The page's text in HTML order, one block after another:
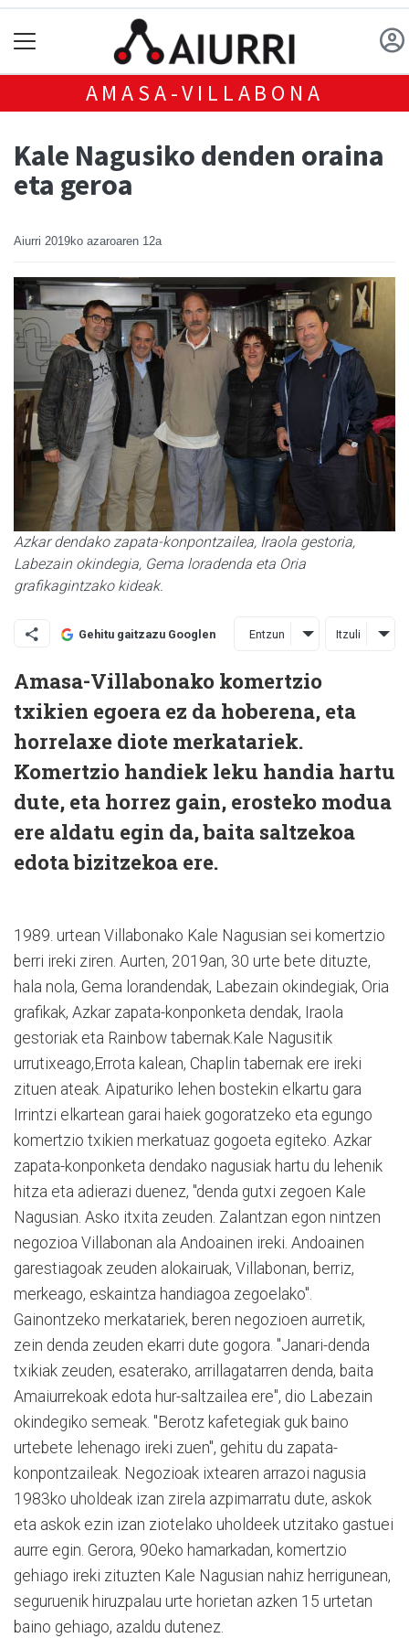
AMASA-VILLABONA
Kale Nagusiko denden oraina
eta geroa
Aiurri 2019ko azaroaren 12a
Azkar dendako zapata-konpontzailea, Iraola gestoria,
Labezain okindegia, Gema loradenda eta Oria
grafikagintzako kideak.
Gehitu gaitzazu Googlen Entzun Itzuli
Amasa-Villabonako komertzio
txikien egoera ez da hoberena, eta
horrelaxe diote merkatariek.
Komertzio handiek leku handia hartu
dute, eta horrez gain, erosteko modua
ere aldatu egin da, baita saltzekoa
edota bizitzekoa ere.
1989. urtean Villabonako Kale Nagusian sei komertzio
berri ireki ziren. Aurten, 2019an, 30 urte bete dituzte,
hala nola, Gema lorandendak, Labezain okindegiak, Oria
grafikak, Azkar zapata-konponketa dendak, Iraola
gestoriak eta Rainbow tabernak.Kale Nagusitik
urrutixeago,Errota kalean, Chaplin tabernak ere ireki
zituen ateak. Aipaturiko lehen bostekin elkartu gara
Irrintzi elkartean garai haiek gogoratzeko eta egungo
komertzio txikien merkatuaz gogoeta egiteko. Azkar
zapata-konponketa dendako nagusiak hartu du lehenik
hitza eta adierazi duenez, "denda gutxi zegoen Kale
Nagusian. Asko itxita zeuden. Zalantzan egon nintzen
negozioa Villabonan ala Andoainen ireki. Andoainen
garestiagoak zeuden alokairuak, Villabonan, berriz,
merkeago, eskaintza handiagoa zegoelako".
Gainontzeko merkatariek, beren negozioen aurretik,
zein denda zeuden ekarri dute gogora. "Janari-denda
txikiak zeuden, esaterako, arrillagatarren denda, baita
Amaiurrekoak edota hur-saltzailea ere", dio Labezain
okindegiko semeak. "Berotz kafetegiak guk baino
urtebete lehenago ireki zuen", gehitu du zapata-
konpontzaileak. Negozioak ixtearen arrazoi nagusia
1983ko uholdeak izan zirela azpimarratu dute, askok
eta askok ezin izan ziotelako uholdeek utzitako gastuei
aurre egin. Gerora, 90eko hamarkadan, komertzio
gehiago ireki zituzten Kale Nagusian nahiz herrigunean,
seguruenik hiruzpalau urte horietan azken 15 urtetan
baino gehiago, azaldu dutenez.